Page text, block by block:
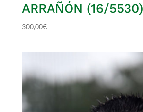
ARRAÑÓN (16/5530)
300,00€